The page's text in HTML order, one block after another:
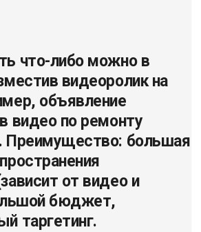
что-либо можно в
видеоролик на
объявление
видео по ремонту
Преимущество: большая
от видео и
бюджет,
таргетинг.